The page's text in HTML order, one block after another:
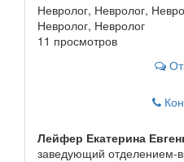
Невролог, Невролог,
Невролог, Невролог
11 просмотров
Лейфер Екатерина
заведующий отделением-